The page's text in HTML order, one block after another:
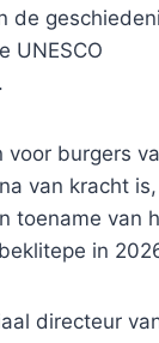
de
UNESCO
voor burgers
van kracht
toename van
in
directeur